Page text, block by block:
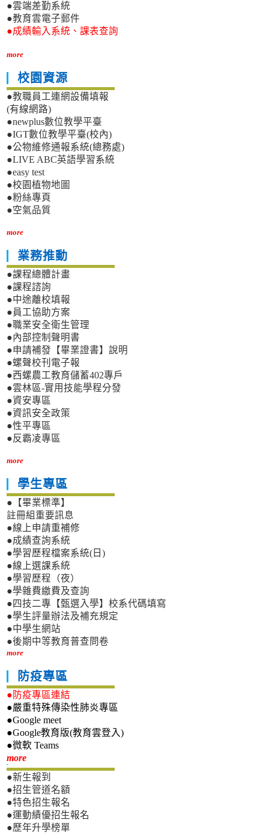
●雲端差勤系統
●教育雲電子郵件
●成績輸入系統、課表查詢
more
校園資源
●教職員工連網設備填報
(有線網路)
●newplus數位教學平臺
●IGT數位教學平臺(校內)
●公物維修通報系統(總務處)
●LIVE ABC英語學習系統
●easy test
●校園植物地圖
●粉絲專頁
●空氣品質
more
業務推動
●課程總體計畫
●課程諮詢
●中途離校填報
●員工協助方案
●職業安全衛生管理
●內部控制聲明書
●申請補發【畢業證書】說明
●螺聲校刊電子報
●西螺農工教育儲蓄402專戶
●雲林區-實用技能學程分發
●資安專區
●資訊安全政策
●性平專區
●反霸凌專區
more
學生專區
●【畢業標準】
註冊組重要訊息
●線上申請重補修
●成績查詢系統
●學習歷程檔案系統(日)
●線上選課系統
●學習歷程（夜）
●學雜費繳費及查詢
●四技二專【甄選入學】校系代碼填寫
●學生評量辦法及補充規定
●中學生網站
●後期中等教育普查問卷
more
防疫專區
●防疫專區連結
●嚴重特殊傳染性肺炎專區
●Google meet
●Google教育版(教育雲登入)
●微軟 Teams
more新生專區
●新生報到
●招生管道名額
●特色招生報名
●運動績優招生報名
●歷年升學榜單